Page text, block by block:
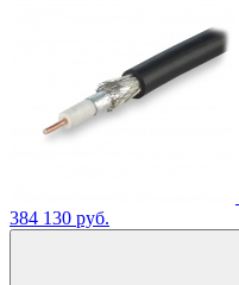
384 130 руб.